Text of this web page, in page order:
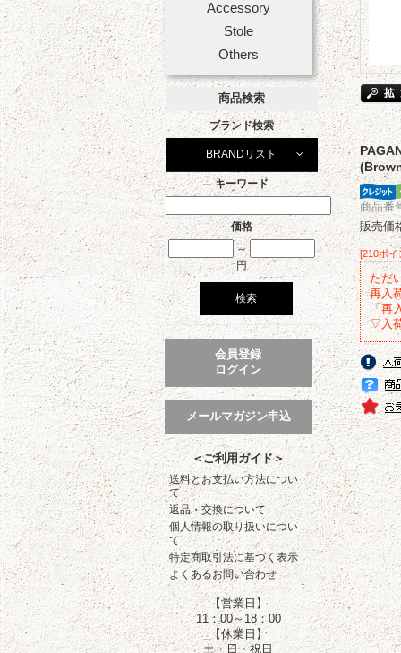
Accessory
Stole
Others
商品検索
ブランド検索
BRANDリスト
キーワード
価格
～
円
会員登録
ログイン
メールマガジン申込
＜ご利用ガイド＞
送料とお支払い方法につい
て
返品・交換について
個人情報の取り扱いについ
て
特定商取引法に基づく表示
よくあるお問い合わせ
【営業日】
11：00～18：00
【休業日】
土・日・祝日
商品番
販売価
[210ポ
ただ
再入
「再
▽入